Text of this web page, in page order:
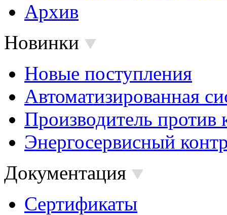
Архив
Новинки
Новые поступления
Автоматизированная
Производитель против
Энергосервисный
Документация
Сертификаты